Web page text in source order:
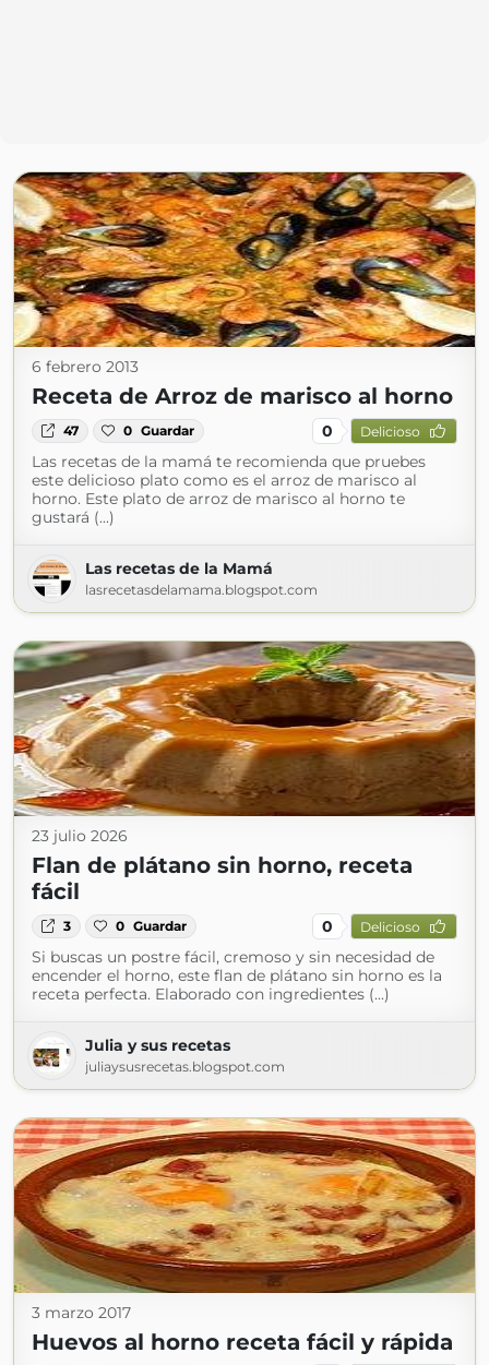
6 febrero 2013
Receta de Arroz de marisco al horno
47 0 Guardar 0 Delicioso
Las recetas de la mamá te recomienda que pruebes
este delicioso plato como es el arroz de marisco al
horno. Este plato de arroz de marisco al horno te
gustará (...)
Las recetas de la Mamá
lasrecetasdelamama.blogspot.com
23 julio 2026
Flan de plátano sin horno, receta
fácil
3 0 Guardar 0 Delicioso
Si buscas un postre fácil, cremoso y sin necesidad de
encender el horno, este flan de plátano sin horno es la
receta perfecta. Elaborado con ingredientes (...)
Julia y sus recetas
juliaysusrecetas.blogspot.com
3 marzo 2017
Huevos al horno receta fácil y rápida